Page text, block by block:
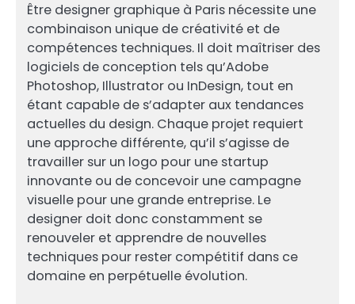
Être designer graphique à Paris nécessite une
combinaison unique de créativité et de
compétences techniques. Il doit maîtriser des
logiciels de conception tels qu’Adobe
Photoshop, Illustrator ou InDesign, tout en
étant capable de s’adapter aux tendances
actuelles du design. Chaque projet requiert
une approche différente, qu’il s’agisse de
travailler sur un logo pour une startup
innovante ou de concevoir une campagne
visuelle pour une grande entreprise. Le
designer doit donc constamment se
renouveler et apprendre de nouvelles
techniques pour rester compétitif dans ce
domaine en perpétuelle évolution.